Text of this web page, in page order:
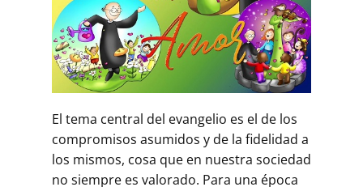
El tema central del evangelio es el de los
compromisos asumidos y de la fidelidad a
los mismos, cosa que en nuestra sociedad
no siempre es valorado. Para una época